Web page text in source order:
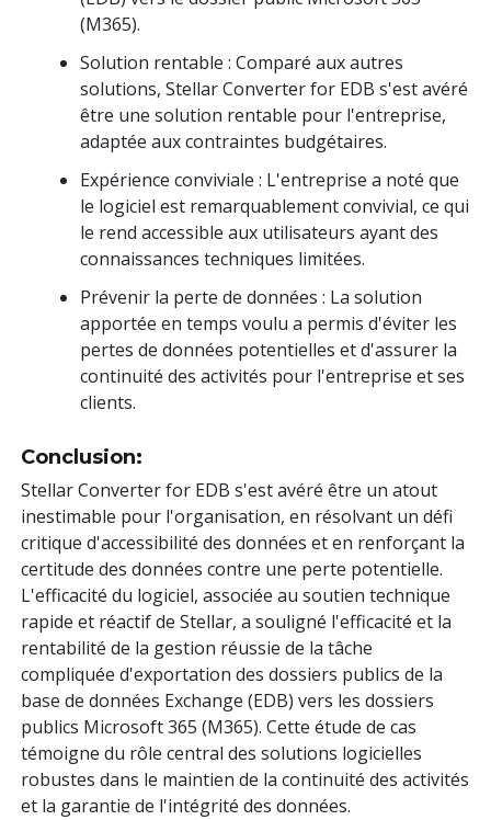
(M365).
Solution rentable : Comparé aux autres
solutions, Stellar Converter for EDB s'est avéré
être une solution rentable pour l'entreprise,
adaptée aux contraintes budgétaires.
Expérience conviviale : L'entreprise a noté que
le logiciel est remarquablement convivial, ce qui
le rend accessible aux utilisateurs ayant des
connaissances techniques limitées.
Prévenir la perte de données : La solution
apportée en temps voulu a permis d'éviter les
pertes de données potentielles et d'assurer la
continuité des activités pour l'entreprise et ses
clients.
Conclusion:
Stellar Converter for EDB s'est avéré être un atout
inestimable pour l'organisation, en résolvant un défi
critique d'accessibilité des données et en renforçant la
certitude des données contre une perte potentielle.
L'efficacité du logiciel, associée au soutien technique
rapide et réactif de Stellar, a souligné l'efficacité et la
rentabilité de la gestion réussie de la tâche
compliquée d'exportation des dossiers publics de la
base de données Exchange (EDB) vers les dossiers
publics Microsoft 365 (M365). Cette étude de cas
témoigne du rôle central des solutions logicielles
robustes dans le maintien de la continuité des activités
et la garantie de l'intégrité des données.